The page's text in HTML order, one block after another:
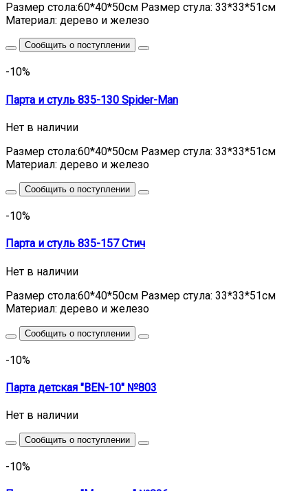
Размер стола:60*40*50см Размер стула: 33*33*51см
Материал: дерево и железо
Сообщить о поступлении
-10%
Парта и стуль 835-130 Spider-Man
Нет в наличии
Размер стола:60*40*50см Размер стула: 33*33*51см
Материал: дерево и железо
Сообщить о поступлении
-10%
Парта и стуль 835-157 Стич
Нет в наличии
Размер стола:60*40*50см Размер стула: 33*33*51см
Материал: дерево и железо
Сообщить о поступлении
-10%
Парта детская "BEN-10" №803
Нет в наличии
Сообщить о поступлении
-10%